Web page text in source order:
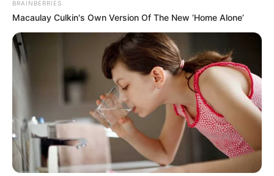
BRAINBERRIES
Macaulay Culkin's Own Version Of The New ‘Home Alone’